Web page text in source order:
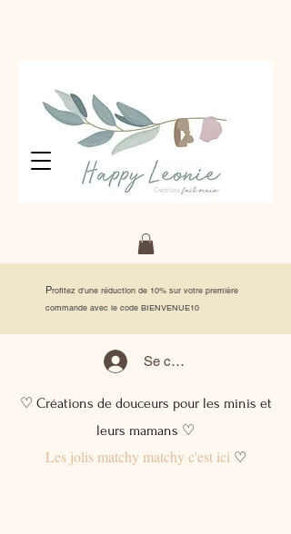
Profitez d'une réduction de 10% sur votre première
commande avec le code BIENVENUE10
Se connecter
♡ Créations de douceurs pour les minis et
leurs mamans ♡
Les jolis matchy matchy c'est ici♡